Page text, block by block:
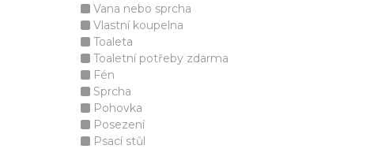
Vana nebo sprcha
Vlastní koupelna
Toaleta
Toaletní potřeby zdarma
Fén
Sprcha
Pohovka
Posezení
Psací stůl